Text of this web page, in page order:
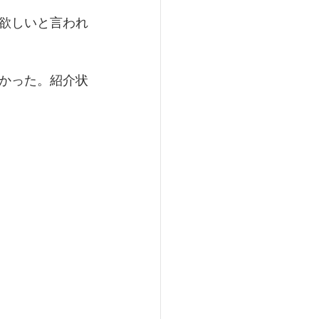
しいと言われ
った。紹介状